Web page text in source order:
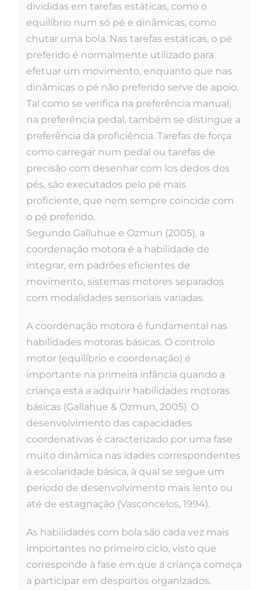
divididas em tarefas estáticas, como o
equilíbrio num só pé e dinâmicas, como
chutar uma bola. Nas tarefas estáticas, o pé
preferido é normalmente utilizado para
efetuar um movimento, enquanto que nas
dinâmicas o pé não preferido serve de apoio.
Tal como se verifica na preferência manual,
na preferência pedal, também se distingue a
preferência da proficiência. Tarefas de força
como carregar num pedal ou tarefas de
precisão com desenhar com los dedos dos
pés, são executados pelo pé mais
proficiente, que nem sempre coincide com
o pé preferido.
Segundo Galluhue e Ozmun (2005), a
coordenação motora é a habilidade de
integrar, em padrões eficientes de
movimento, sistemas motores separados
com modalidades sensoriais variadas.
A coordenação motora é fundamental nas
habilidades motoras básicas. O controlo
motor (equilíbrio e coordenação) é
importante na primeira infância quando a
criança está a adquirir habilidades motoras
básicas (Gallahue & Ozmun, 2005). O
desenvolvimento das capacidades
coordenativas é caracterizado por uma fase
muito dinâmica nas idades correspondentes
à escolaridade básica, à qual se segue um
período de desenvolvimento mais lento ou
até de estagnação (Vasconcelos, 1994).
As habilidades com bola são cada vez mais
importantes no primeiro ciclo, visto que
corresponde à fase em que a criança começa
a participar em desportos organizados.